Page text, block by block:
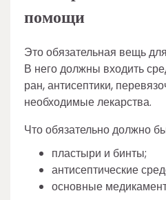
помощи
Это обязательная вещь
В него должны входить
ран, антисептики,
необходимые лекарства.
Что обязательно должно
пластыри и бинты;
антисептические
основные